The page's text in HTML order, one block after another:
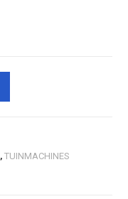
,TUINMACHINES